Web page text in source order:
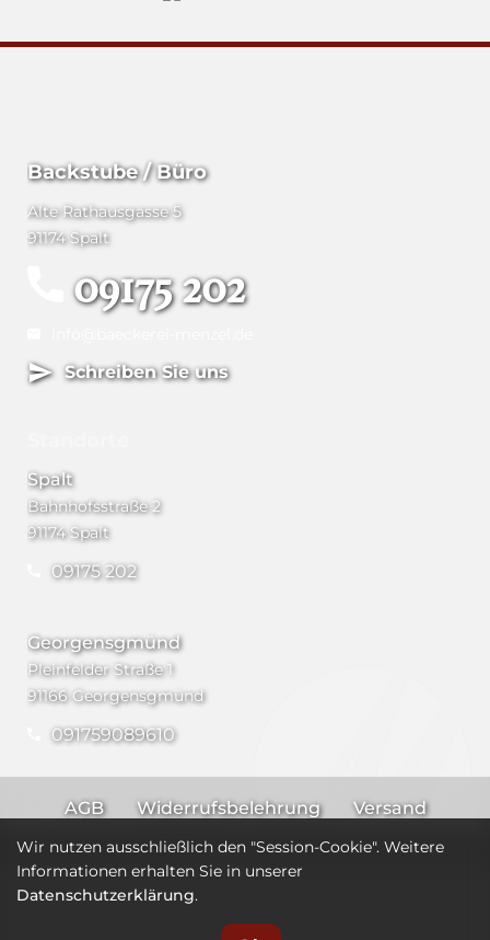
Backstube / Büro
Alte Rathausgasse 5
91174 Spalt
09175 202
Schreiben Sie uns
Spalt
Bahnhofsstraße 2
91174 Spalt
09175 202
Georgensgmünd
Pleinfelder Straße 1
91166 Georgensgmünd
091759089610
AGB Widerrufsbelehrung
Versand
Impressum
Datenschutz
Wir nutzen ausschließlich den "Session-Cookie". Weitere
Informationen erhalten Sie in unserer
Datenschutzerklärung.